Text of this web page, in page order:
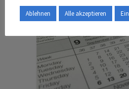
TERMINE |
Ablehnen Alle akzeptieren